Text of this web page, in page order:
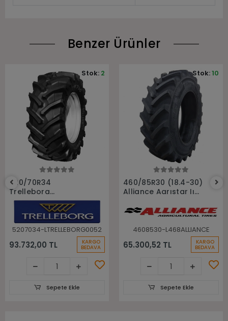
Benzer Ürünler
520/70R34
Trelleborg
148A8(148B) Tm700
Tl Radyal Traktör
Lastiği
5207034-LTRELLEBORG0052
93.732,00 TL KARGO
BEDAVA
Stok: 2
Sepete Ekle
Sepete Ekle
460/85R30 (18.4-30)
Alliance Agrıstar Iı
Traktör lastiği
4608530-L468ALLIANCE
65.300,52 TL KARGO
BEDAVA
Stok:10
Sepete Ekle